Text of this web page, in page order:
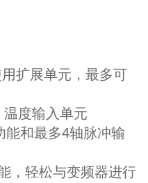
扩展单元，最多可
度输入单元
能和最多4轴脉冲输
，轻松与变频器进行